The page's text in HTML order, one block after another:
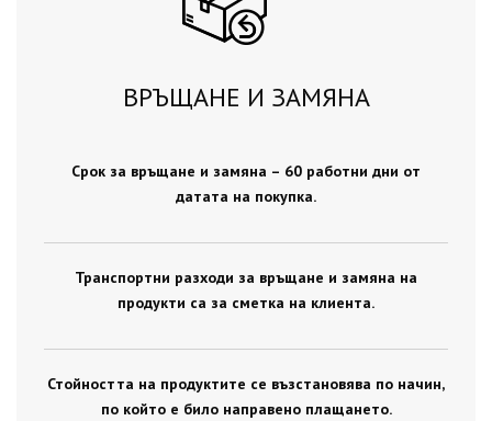
ВРЪЩАНЕ И ЗАМЯНА
Срок за връщане и замяна – 60 работни дни от
датата на покупка.
Транспортни разходи за връщане и замяна на
продукти са за сметка на клиента.
Стойността на продуктите се възстановява по начин,
по който е било направено плащането.